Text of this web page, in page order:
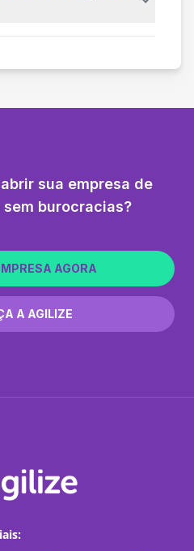
sua empresa de
burocracias?
AGORA
A AGILIZE